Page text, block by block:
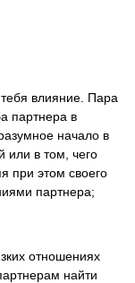
влияние. Пара
партнера в
начало в
или в том, чего
при этом своего
партнера;
отношениях
найти